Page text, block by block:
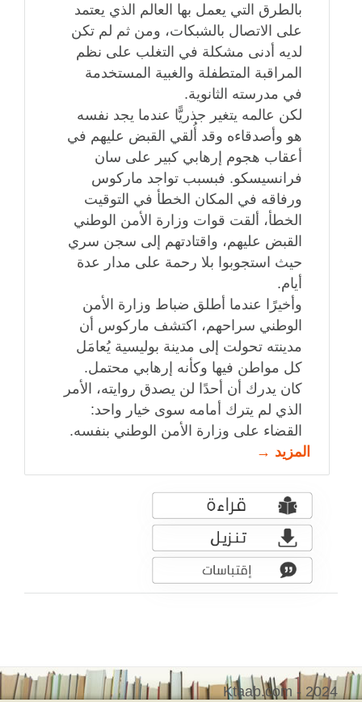
بالطرق التي يعمل بها العالم الذي يعتمد
على الاتصال بالشبكات، ومن ثم لم تكن
لديه أدنى مشكلة في التغلب على نظم
المراقبة المتطفلة والغبية المستخدمة
في مدرسته الثانوية.
لكن عالمه يتغير جذريًّا عندما يجد نفسه
هو وأصدقاءه وقد أُلقي القبض عليهم في
أعقاب هجوم إرهابي كبير على سان
فرانسيسكو. فبسبب تواجد ماركوس
ورفاقه في المكان الخطأ في التوقيت
الخطأ، ألقت قوات وزارة الأمن الوطني
القبض عليهم، واقتادتهم إلى سجن سري
حيث استجوبوا بلا رحمة على مدار عدة
أيام.
وأخيرًا عندما أطلق ضباط وزارة الأمن
الوطني سراحهم، اكتشف ماركوس أن
مدينته تحولت إلى مدينة بوليسية يُعامَل
كل مواطن فيها وكأنه إرهابي محتمل.
كان يدرك أن أحدًا لن يصدق روايته، الأمر
الذي لم يترك أمامه سوى خيار واحد:
القضاء على وزارة الأمن الوطني بنفسه.
المزيد →
Ktaab.com - 2024